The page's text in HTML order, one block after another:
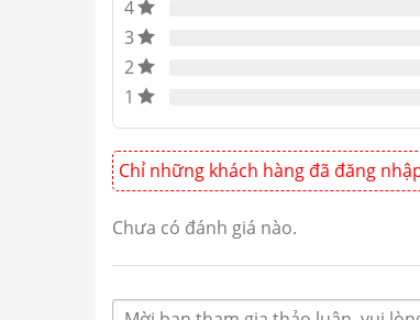
4
3
2
1
Chỉ những khách hàng đã đăng
Chưa có đánh giá nào.